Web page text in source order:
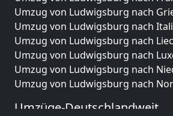
Umzug von Ludwigsburg nach
Umzug von Ludwigsburg nach
Umzug von Ludwigsburg nach
Umzug von Ludwigsburg nach
Umzug von Ludwigsburg nach
Umzug von Ludwigsburg nach
Umzüge-Deutschlandweit